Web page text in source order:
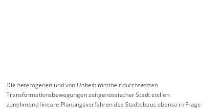
Die heterogenen und von Unbestimmtheit durchsetzten
Transformationsbewegungen zeitgenössischer Stadt stellen
zunehmend lineare Planungsverfahren des Städtebaus ebenso in Frage